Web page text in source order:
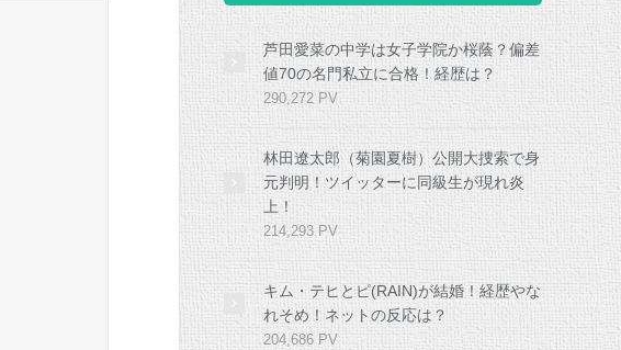
芦田愛菜の中学は女子学院か桜蔭？偏差
値70の名門私立に合格！経歴は？
290,272 PV
林田遼太郎（菊園夏樹）公開大捜索で身
元判明！ツイッターに同級生が現れ炎
上！
214,293 PV
キム・テヒとピ(RAIN)が結婚！経歴やな
れそめ！ネットの反応は？
204,686 PV